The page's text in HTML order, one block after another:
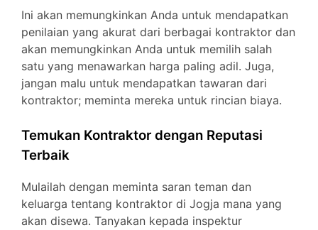
Ini akan memungkinkan Anda untuk mendapatkan
penilaian yang akurat dari berbagai kontraktor dan
akan memungkinkan Anda untuk memilih salah
satu yang menawarkan harga paling adil. Juga,
jangan malu untuk mendapatkan tawaran dari
kontraktor; meminta mereka untuk rincian biaya.
Temukan Kontraktor dengan Reputasi
Terbaik
Mulailah dengan meminta saran teman dan
keluarga tentang kontraktor di Jogja mana yang
akan disewa. Tanyakan kepada inspektur